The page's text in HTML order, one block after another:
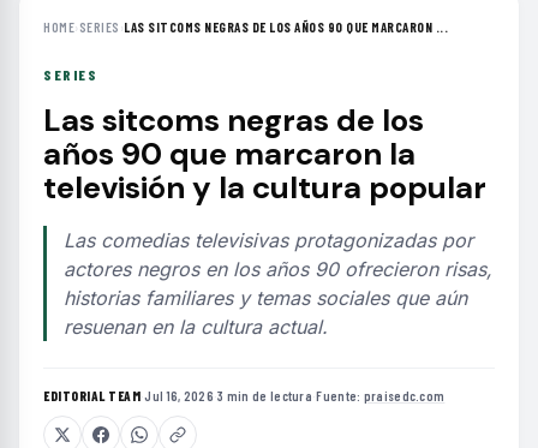
HOME› SERIES ›LAS SITCOMS NEGRAS DE LOS AÑOS 90 QUE MARCARON ...
SERIES
Las sitcoms negras de los
años 90 que marcaron la
televisión y la cultura popular
Las comedias televisivas protagonizadas por
actores negros en los años 90 ofrecieron risas,
historias familiares y temas sociales que aún
resuenan en la cultura actual.
EDITORIAL TEAM·Jul 16, 2026·3 min de lectura·Fuente: praisedc.com